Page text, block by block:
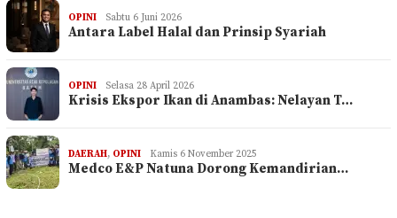
OPINI Sabtu 6 Juni 2026
Antara Label Halal dan Prinsip Syariah
OPINI Selasa 28 April 2026
Krisis Ekspor Ikan di Anambas: Nelayan T…
DAERAH, OPINI Kamis 6 November 2025
Medco E&P Natuna Dorong Kemandirian…